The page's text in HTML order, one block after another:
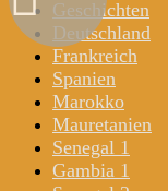
Geschichten
Deutschland
Frankreich
Spanien
Marokko
Mauretanien
Senegal 1
Gambia 1